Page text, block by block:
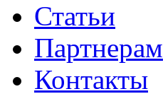
Статьи
Партнерам
Контакты